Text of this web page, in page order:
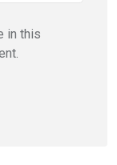
in this